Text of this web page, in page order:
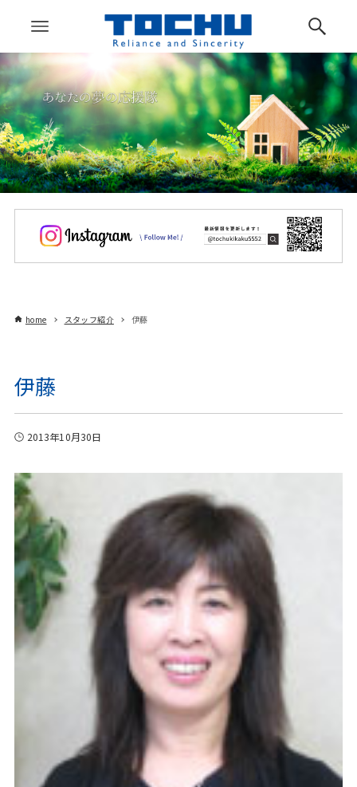
home スタッフ紹介 伊藤
伊藤
2013年10月30日